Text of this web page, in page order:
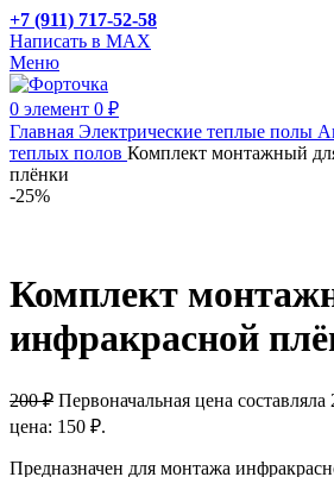
+7 (911) 717-52-58
Написать в MAX
Меню
0 элемент 0 ₽
Главная Электрические теплые полы
теплых полов Комплект монтажный
плёнки
-25%
Комплект
инфракрасной
200₽ Первоначальная цена составляла
цена: 150 ₽.
Предназначен для монтажа